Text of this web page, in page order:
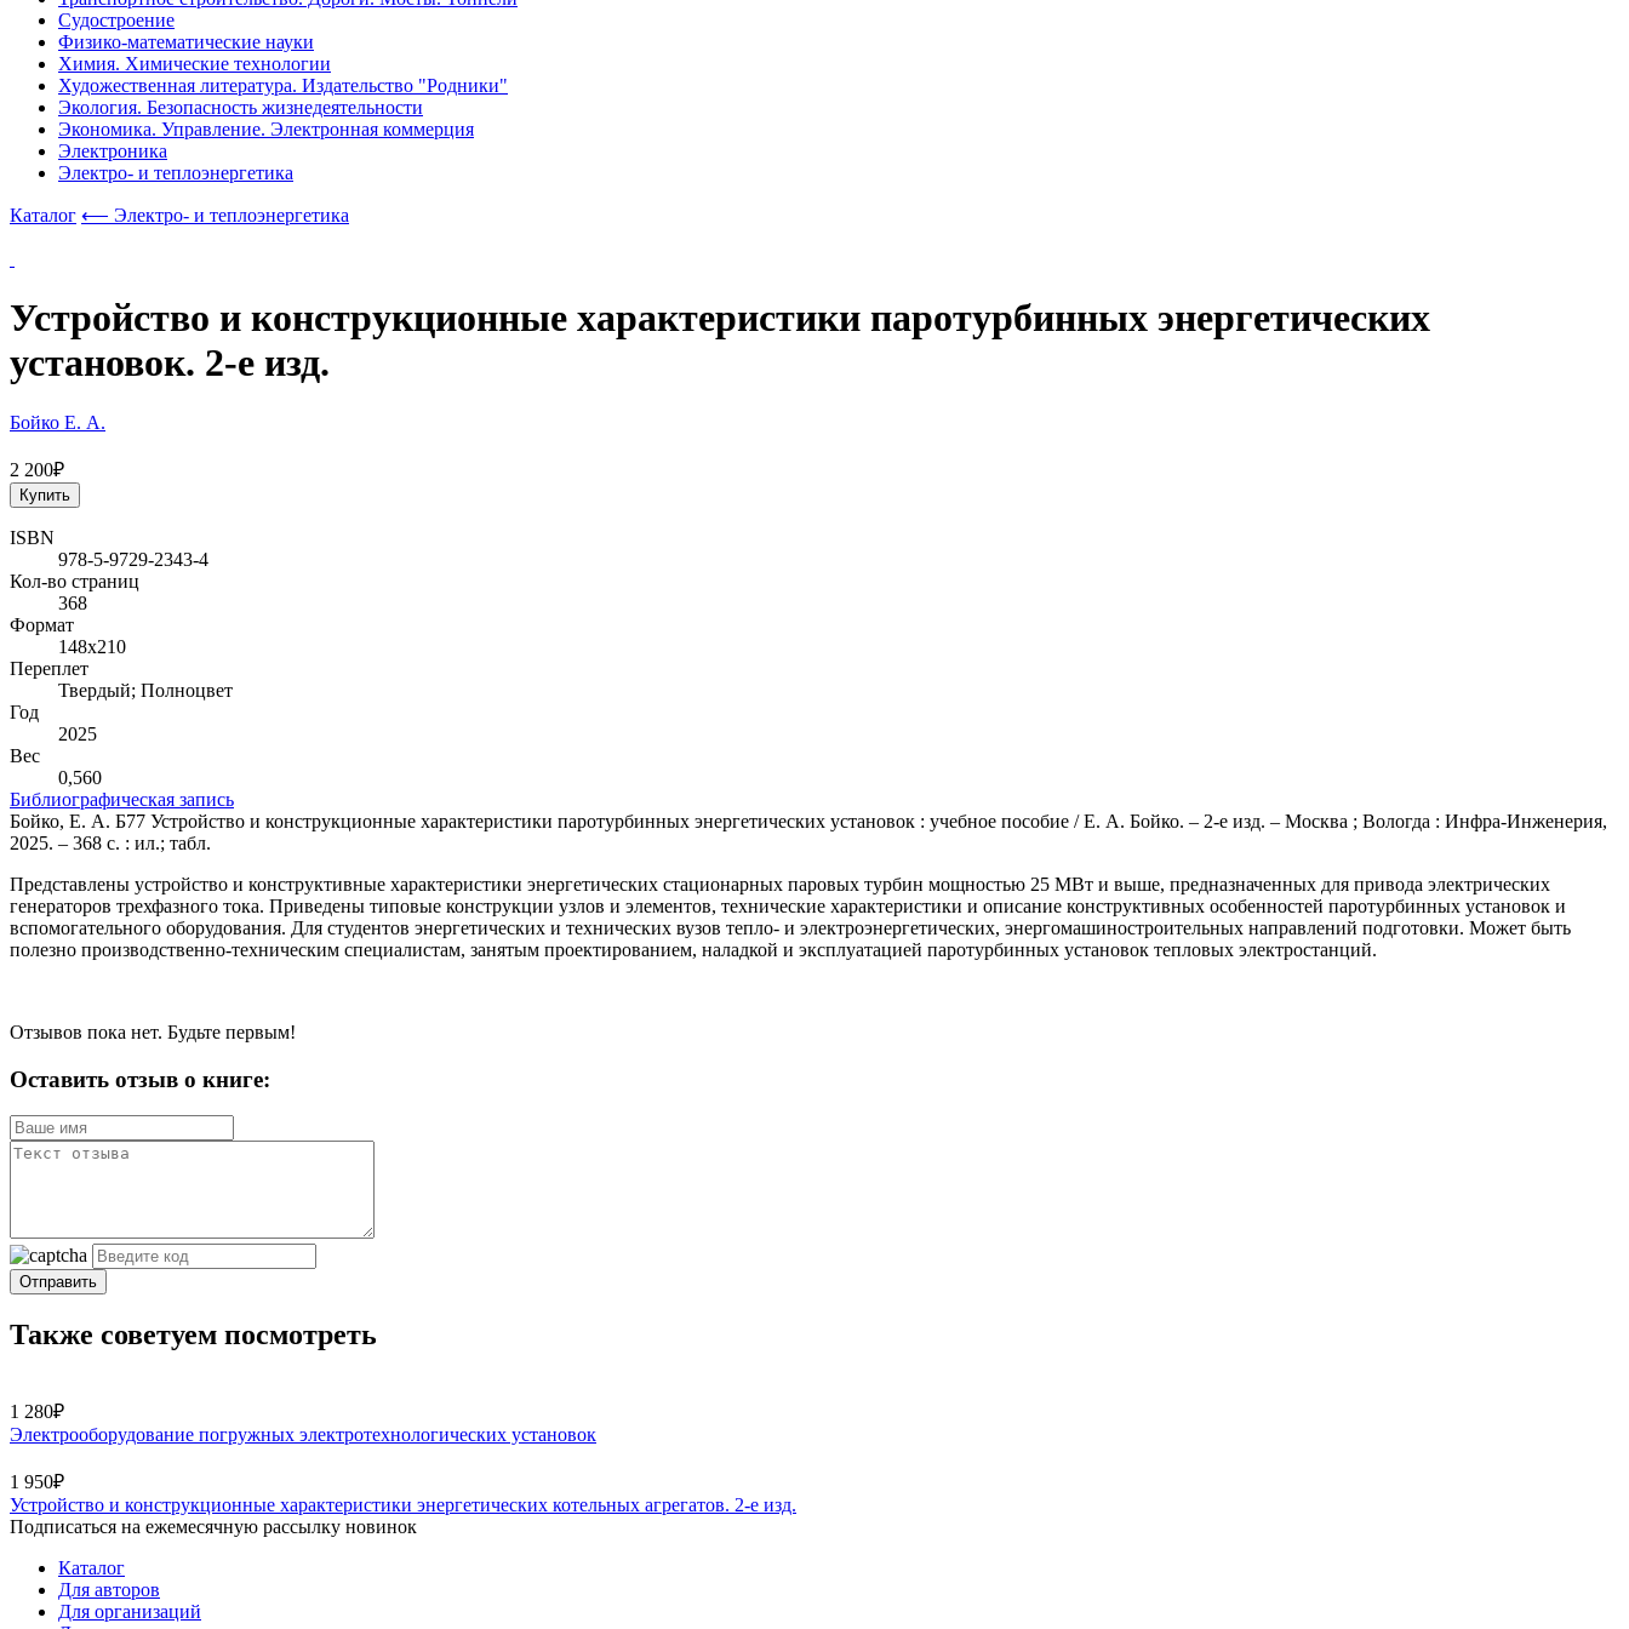
Судостроение
Физико-математические науки
Химия. Химические технологии
Художественная литература. Издательство "Родники"
Экология. Безопасность жизнедеятельности
Экономика. Управление. Электронная коммерция
Электроника
Электро- и теплоэнергетика
Каталог ⟵ Электро- и теплоэнергетика
Устройство и конструкционные характеристики паротурбинных энергетических
установок. 2-е изд.
Бойко Е. А.
2 200₽
Купить
ISBN
978-5-9729-2343-4
Кол-во страниц
368
Формат
148х210
Переплет
Твердый; Полноцвет
Год
2025
Вес
0,560
Библиографическая запись
Бойко, Е. А. Б77 Устройство и конструкционные характеристики паротурбинных энергетических установок : учебное пособие / Е. А. Бойко. – 2-е изд. – Москва ; Вологда : Инфра-Инженерия,
2025. – 368 с. : ил.; табл.
Представлены устройство и конструктивные характеристики энергетических стационарных паровых турбин мощностью 25 МВт и выше, предназначенных для привода электрических
генераторов трехфазного тока. Приведены типовые конструкции узлов и элементов, технические характеристики и описание конструктивных особенностей паротурбинных установок и
вспомогательного оборудования. Для студентов энергетических и технических вузов тепло- и электроэнергетических, энергомашиностроительных направлений подготовки. Может быть
полезно производственно-техническим специалистам, занятым проектированием, наладкой и эксплуатацией паротурбинных установок тепловых электростанций.
Отзывов пока нет. Будьте первым!
Оставить отзыв о книге:
Отправить
Также советуем посмотреть
1 280₽
Электрооборудование погружных электротехнологических установок
1 950₽
Устройство и конструкционные характеристики энергетических котельных агрегатов. 2-е изд.
Подписаться на ежемесячную рассылку новинок
Каталог
Для авторов
Для организаций